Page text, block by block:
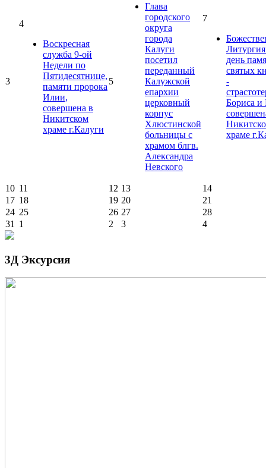
3
4
Воскресная
служба 9-ой
Недели по
Пятидесятнице,
памяти пророка
Илии,
совершена в
Никитском
храме г.Калуги
5
Глава
городского
округа
города
Калуги
посетил
переданный
Калужской
епархии
церковный
корпус
Хлюстинской
больницы с
храмом блгв.
Александра
Невского
7
день
святых
-
Бориса и
храме
10 11 12 13
14
17 18 19 20
21
24 25 26 27
28
31
1 2 3 4
3Д Эксурсия